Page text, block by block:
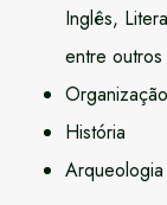
Inglês,
entre outros
História
Arqueologia